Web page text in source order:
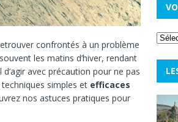
confrontés à un problème
les matins d’hiver, rendant
avec précaution pour ne pas
simples et efficaces
nos astuces pratiques pour